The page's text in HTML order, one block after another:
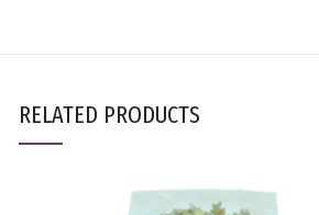
RELATED PRODUCTS